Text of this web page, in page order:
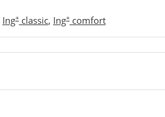
Ing+classic, Ing+comfort